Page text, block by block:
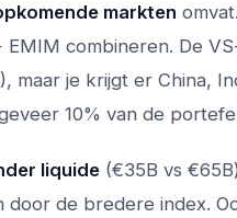
markten
combineren. De
maar je krijgt er China,
10% van de
liquide (€35B vs
door de bredere index.